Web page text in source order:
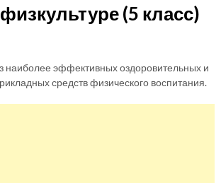
(5 класс)
наиболее эффективных оздоровительных и
средств физического воспитания.